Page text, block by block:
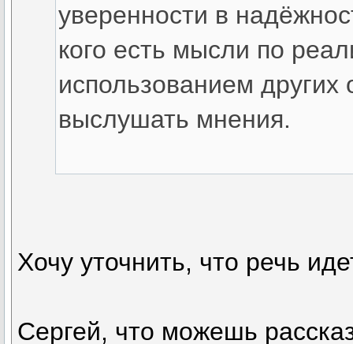
уверенности в
кого есть мысли по
использованием
выслушать мнения.
Хочу уточнить, что речь
Сергей, что можешь